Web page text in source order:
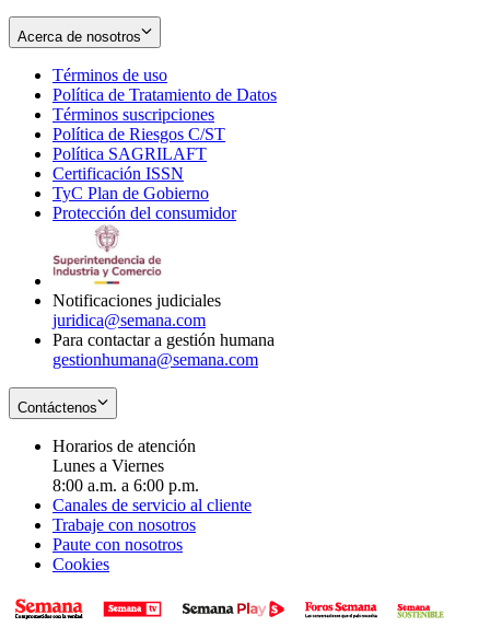
Acerca de nosotros
Términos de uso
in
new
window
Política de Tratamiento de Datos
Términos suscripciones
in
Política de Riesgos C/ST
Política SAGRILAFT
new
window
Certificación ISSN
in
new
TyC Plan de Gobierno
in
Protección del consumidorOpens
Notificaciones judiciales
juridica@semana.com
Para contactar a gestión humana
gestionhumana@semana.com
Contáctenos
Horarios de atención
Lunes a Viernes
8:00 a.m. a 6:00 p.m.
Canales de servicio al cliente
Trabaje con nosotros
Paute con nosotros
Cookies